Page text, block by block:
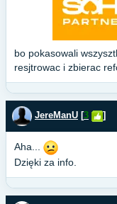
bo pokasowali
resjtrowac i zbierac
JereManU [3 ]
Aha...
Dzięki za info.